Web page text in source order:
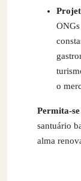
o
Permita-
santuário
alma